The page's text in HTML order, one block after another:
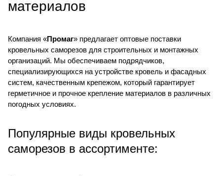
материалов
Компания «Промаг» предлагает оптовые поставки
кровельных саморезов для строительных и монтажных
организаций. Мы обеспечиваем подрядчиков,
специализирующихся на устройстве кровель и фасадных
систем, качественным крепежом, который гарантирует
герметичное и прочное крепление материалов в различных
погодных условиях.
Популярные виды кровельных
саморезов в ассортименте: